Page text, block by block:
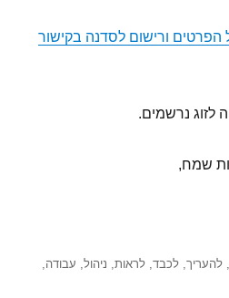
הפרטים ורישום לסדנה בקישור
לזוג נרשמים.
שמח,
,להעריך,לכבד,לראות, ניהול, עבודה,